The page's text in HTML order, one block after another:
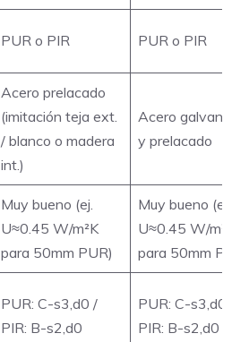
PUR o PIR PUR o PIR
Acero prelacado
(imitación teja ext.
/ blanco o madera
int.)
Acero
y prelacado
Muy bueno (ej.
U≈0.45 W/m²K
para 50mm PUR)
Muy bueno (ej.
U≈0.45 W/m²K
para 50mm PUR)
PUR: C-s3,d0 /
PIR: B-s2,d0
PUR: C-s3,d0 /
PIR: B-s2,d0